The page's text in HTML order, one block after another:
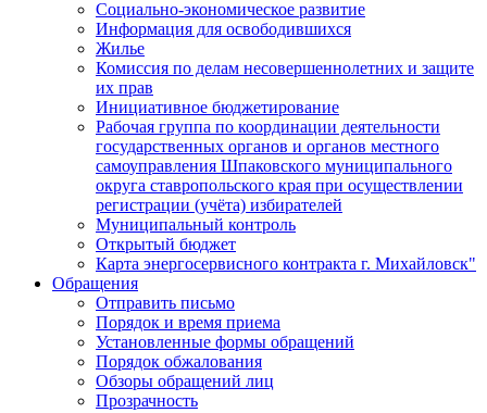
Социально-экономическое развитие
Информация для освободившихся
Жилье
Комиссия по делам несовершеннолетних и защите
их прав
Инициативное бюджетирование
Рабочая группа по координации деятельности
государственных органов и органов местного
самоуправления Шпаковского муниципального
округа ставропольского края при осуществлении
регистрации (учёта) избирателей
Муниципальный контроль
Открытый бюджет
Карта энергосервисного контракта г. Михайловск"
Обращения
Отправить письмо
Порядок и время приема
Установленные формы обращений
Порядок обжалования
Обзоры обращений лиц
Прозрачность